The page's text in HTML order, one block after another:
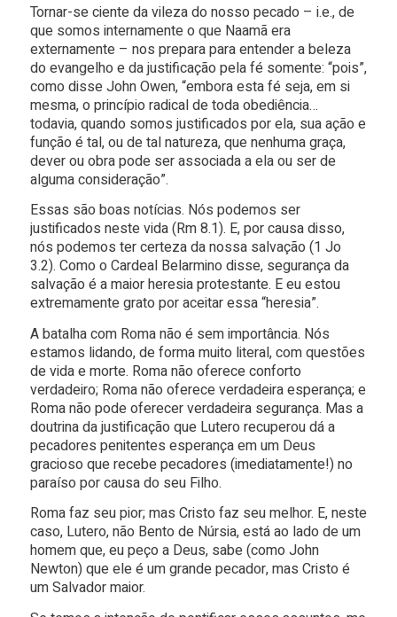
Tornar-se ciente da vileza do nosso pecado – i.e., de
que somos internamente o que Naamã era
externamente – nos prepara para entender a beleza
do evangelho e da justificação pela fé somente: “pois”,
como disse John Owen, “embora esta fé seja, em si
mesma, o princípio radical de toda obediência…
todavia, quando somos justificados por ela, sua ação e
função é tal, ou de tal natureza, que nenhuma graça,
dever ou obra pode ser associada a ela ou ser de
alguma consideração”.
Essas são boas notícias. Nós podemos ser
justificados neste vida (Rm 8.1). E, por causa disso,
nós podemos ter certeza da nossa salvação (1 Jo
3.2). Como o Cardeal Belarmino disse, segurança da
salvação é a maior heresia protestante. E eu estou
extremamente grato por aceitar essa “heresia”.
A batalha com Roma não é sem importância. Nós
estamos lidando, de forma muito literal, com questões
de vida e morte. Roma não oferece conforto
verdadeiro; Roma não oferece verdadeira esperança; e
Roma não pode oferecer verdadeira segurança. Mas a
doutrina da justificação que Lutero recuperou dá a
pecadores penitentes esperança em um Deus
gracioso que recebe pecadores (imediatamente!) no
paraíso por causa do seu Filho.
Roma faz seu pior; mas Cristo faz seu melhor. E, neste
caso, Lutero, não Bento de Núrsia, está ao lado de um
homem que, eu peço a Deus, sabe (como John
Newton) que ele é um grande pecador, mas Cristo é
um Salvador maior.